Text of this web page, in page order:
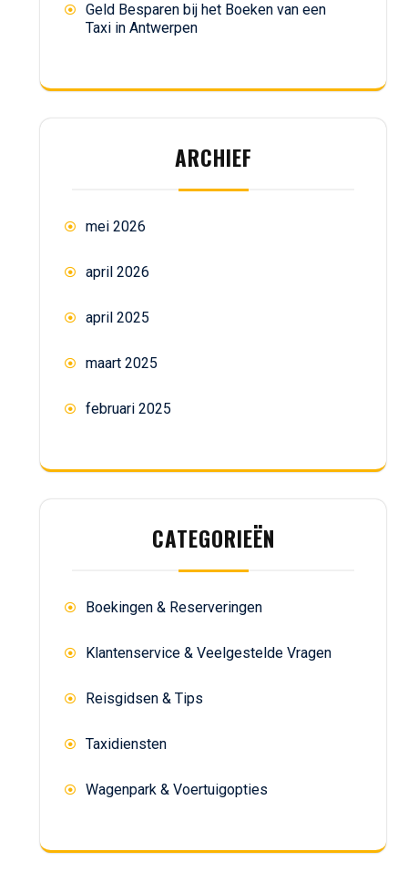
Geld Besparen bij het Boeken van een
Taxi in Antwerpen
ARCHIEF
mei 2026
april 2026
april 2025
maart 2025
februari 2025
CATEGORIEËN
Boekingen & Reserveringen
Klantenservice & Veelgestelde Vragen
Reisgidsen & Tips
Taxidiensten
Wagenpark & Voertuigopties